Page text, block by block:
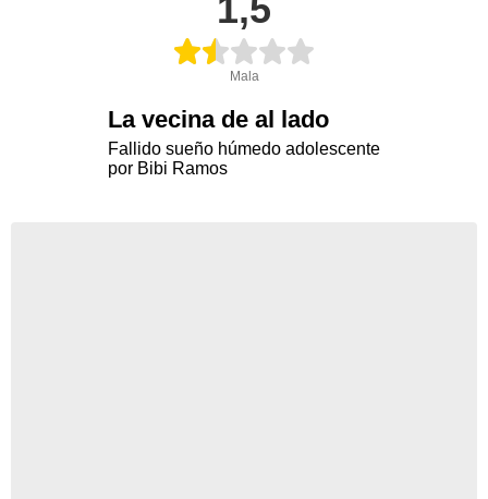
1,5
Mala
La vecina de al lado
Fallido sueño húmedo adolescente
por Bibi Ramos